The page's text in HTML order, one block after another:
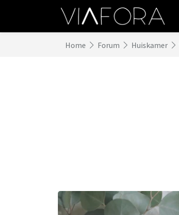
Home Forum Huiskamer